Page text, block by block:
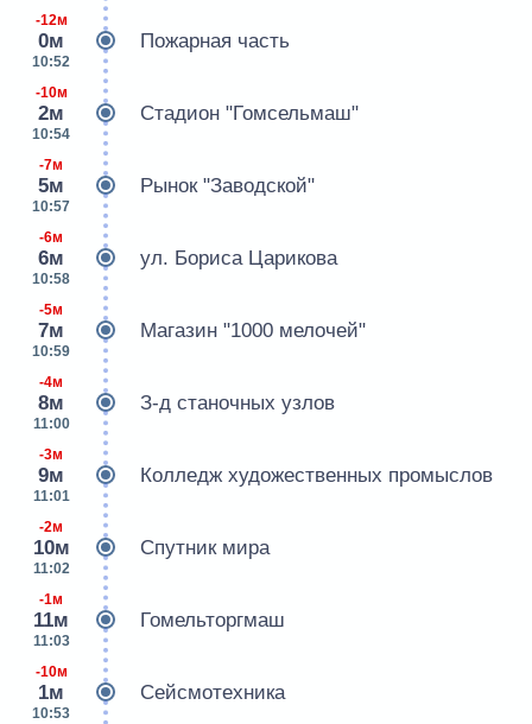
-12м
0м
10:52
Пожарная часть
-10м
2м
10:54
Стадион "Гомсельмаш"
-7м
5м
10:57
Рынок "Заводской"
-6м
6м
10:58
ул. Бориса Царикова
-5м
7м
10:59
Магазин "1000 мелочей"
-4м
8м
11:00
З-д станочных узлов
-3м
9м
11:01
Колледж художественных промыслов
-2м
10м
11:02
Спутник мира
-1м
11м
11:03
Гомельторгмаш
-10м
1м
10:53
Сейсмотехника